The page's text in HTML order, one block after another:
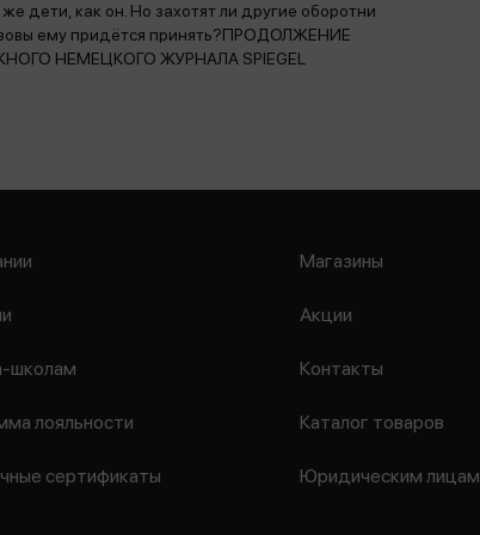
дети, как он. Но захотят ли другие оборотни
ему придётся принять?ПРОДОЛЖЕНИЕ
НЕМЕЦКОГО ЖУРНАЛА SPIEGEL
школам
лояльности
сертификаты
Магазины
Акции
Контакты
Каталог товаров
Юридическим лицам